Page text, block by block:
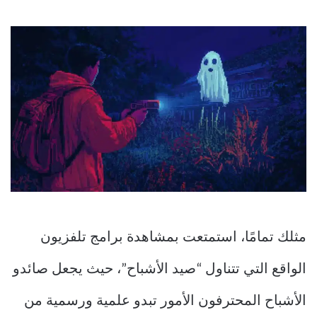
مثلك تمامًا، استمتعت بمشاهدة برامج تلفزيون
الواقع التي تتناول “صيد الأشباح”، حيث يجعل صائدو
الأشباح المحترفون الأمور تبدو علمية ورسمية من